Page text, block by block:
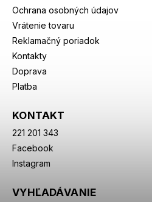
Ochrana osobných údajov
Vrátenie tovaru
Reklamačný poriadok
Kontakty
Doprava
Platba
KONTAKT
221 201 343
Facebook
Instagram
VYHĽADÁVANIE